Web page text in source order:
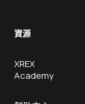
資源
XREX
Academy